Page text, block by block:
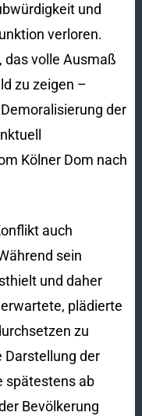
und
verloren.
das volle Ausmaß
zu zeigen –
der
Kölner Dom nach
auch
sein
und daher
plädierte
zu
Darstellung der
spätestens ab
Bevölkerung